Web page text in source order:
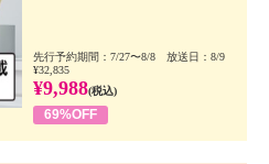
先行予約期間：7/27〜8/8 放送日：8/9
¥32,835
¥9,988(税込)
69%OFF